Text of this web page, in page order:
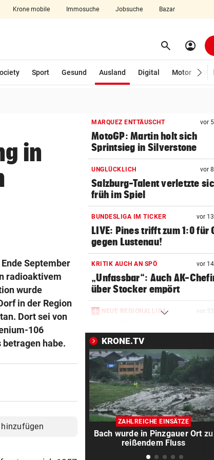
Krone mobile Immosuche Jobsuche Bazar
search Suchen
account_circle
Sport Gesund Ausland
Digital
Motor
in
September
radioaktivem
wurde
in der Region
Dort sei von
106
betragen habe.
hinzufügen
MARQUEZ ENTTÄUSCHT vor
MotoGP: Martin holt sich
Sprintsieg in Silverstone
UNGLÜCKLICH vor
Salzburg-Talent verletzte
früh im Spiel
BUNDESLIGA IM TICKER vor
LIVE: Pines trifft zum 1:0 für
gegen Lustenau!
KRITIK AUCH AN SPÖ vor
„Unfassbar“: Auch AK-
über Stocker empört
NEUE REGIONALLIGA vor
immens schwer!“
BÖSE ERINNERUNGEN vor 33
Mure im Valsertal: „Hier
Klimawandel“
RISKANTES MANÖVER vor
Biker bei Überholversuch
L200 verunfallt
KRONE.TV
ZAHLREICHE EINSÄTZE
Bach wurde in Pinzgauer Ort zu
reißendem Fluss